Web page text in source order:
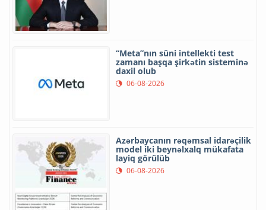
“Meta”nın süni intellekti test
zamanı başqa şirkətin sisteminə
daxil olub
06-08-2026
Azərbaycanın rəqəmsal idarəçilik
model iki beynəlxalq mükafata
layiq görülüb
06-08-2026